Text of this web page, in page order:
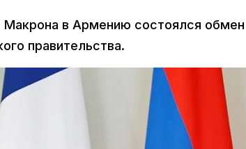
Макрона в Армению состоялся обмен
правительства.